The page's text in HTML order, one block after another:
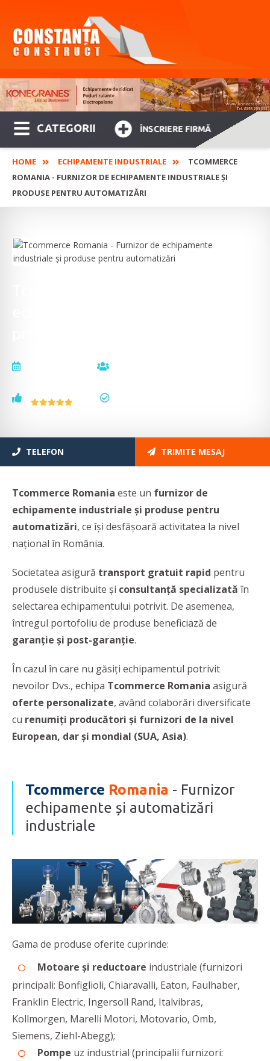
CATEGORII ÎNSCRIERE FIRMĂ
HOME ECHIPAMENTE INDUSTRIALE
TCOMMERCE
ROMANIA - FURNIZOR DE ECHIPAMENTE INDUSTRIALE ȘI
PRODUSE PENTRU AUTOMATIZĂRI
TELEFON TRIMITE MESAJ
Tcommerce Romania este un furnizor de
echipamente industriale și produse pentru
automatizări, ce își desfășoară activitatea la nivel
național în România.
Societatea asigură transport gratuit rapid pentru
produsele distribuite și consultanță specializată în
selectarea echipamentului potrivit. De asemenea,
întregul portofoliu de produse beneficiază de
garanție și post-garanție.
În cazul în care nu găsiți echipamentul potrivit
nevoilor Dvs., echipa Tcommerce Romania asigură
oferte personalizate, având colaborări diversificate
cu renumiți producători și furnizori de la nivel
European, dar și mondial (SUA, Asia).
Tcommerce Romania - Furnizor
echipamente și automatizări
industriale
Gama de produse oferite cuprinde:
Motoare și reductoare industriale (furnizori
principali: Bonfiglioli, Chiaravalli, Eaton, Faulhaber,
Franklin Electric, Ingersoll Rand, Italvibras,
Kollmorgen, Marelli Motori, Motovario, Omb,
Siemens, Ziehl-Abegg);
Pompe uz industrial (principalii furnizori: